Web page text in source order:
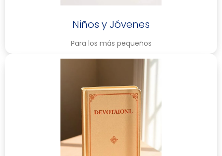
Niños y Jóvenes
Para los más pequeños